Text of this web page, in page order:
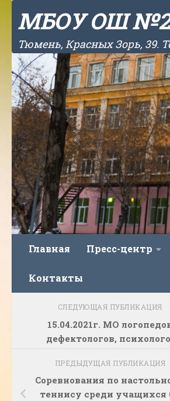
Skip to content
МБОУ ОШ №2
Тюмень, Красных Зорь, 39.
Главная Пресс-центр
Контакты
СЛЕДУЮЩАЯ ПУБЛИКАЦИЯ
15.04.2021г. МО
дефектологов,
ПРЕДЫДУЩАЯ ПУБЛИКАЦИЯ
Соревнования по
теннису среди учащихся